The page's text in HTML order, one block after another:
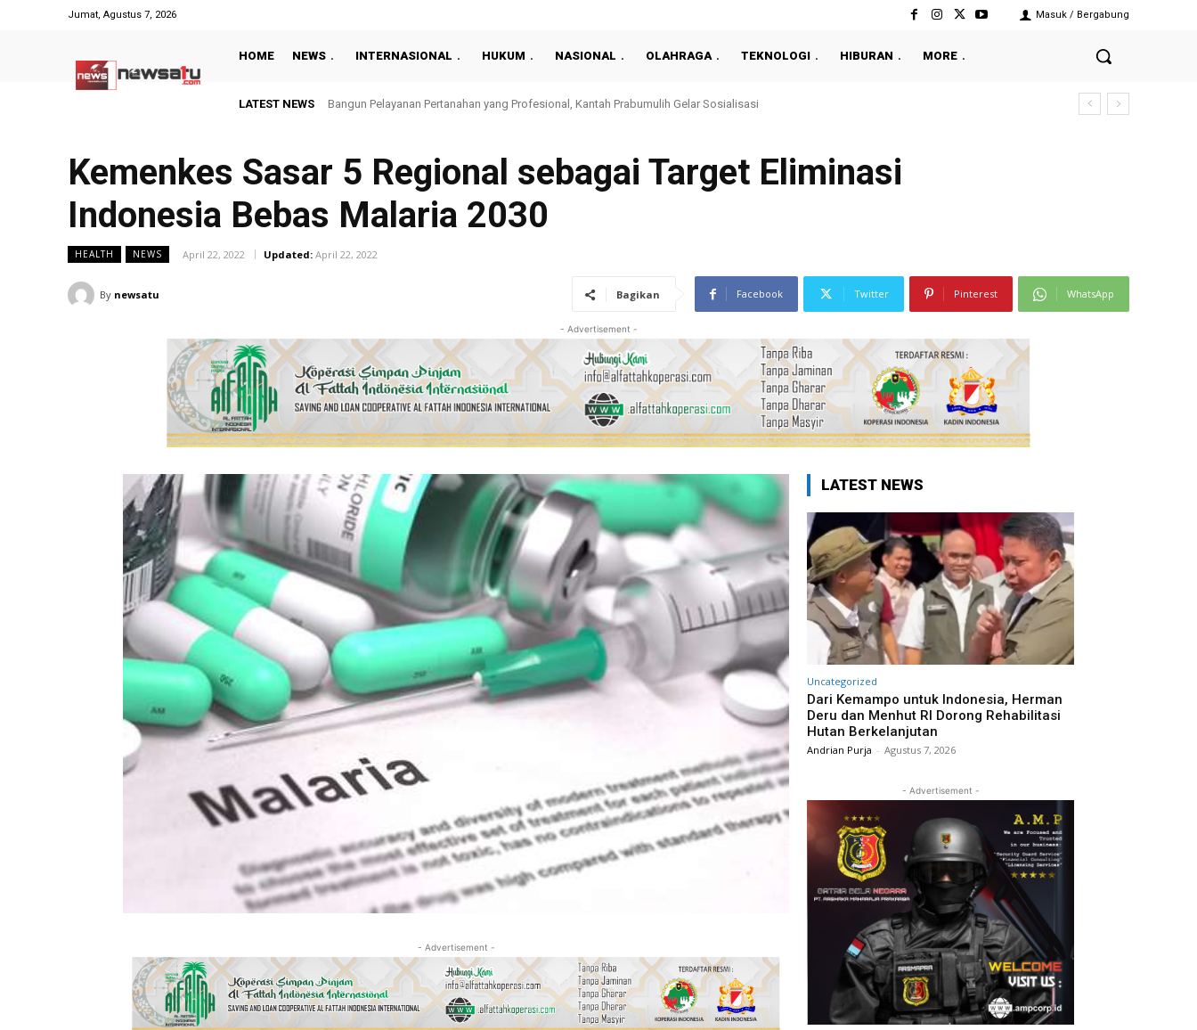
Jumat, Agustus 7, 2026 Masuk / Bergabung
HOME NEWS INTERNASIONAL HUKUM NASIONAL OLAHRAGA TEKNOLOGI HIBURAN MORE
LATEST NEWS Peringati HUT RI ke-81, Rutan Prabumulih Berikan Layanan Cek Kesehatan Gratis
Kemenkes Sasar 5 Regional sebagai Target Eliminasi
Indonesia Bebas Malaria 2030
HEALTH NEWS April 22, 2022 Updated: April 22, 2022
By newsatu Bagikan Facebook Twitter Pinterest WhatsApp
- Advertisement -
- Advertisement -
LATEST NEWS
Uncategorized
Dari Kemampo untuk Indonesia, Herman
Deru dan Menhut RI Dorong Rehabilitasi
Hutan Berkelanjutan
Andrian Purja - Agustus 7, 2026
- Advertisement -